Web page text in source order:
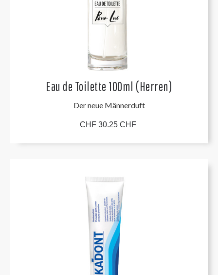
Eau de Toilette 100ml (Herren)
Der neue Männerduft
CHF 30.25 CHF